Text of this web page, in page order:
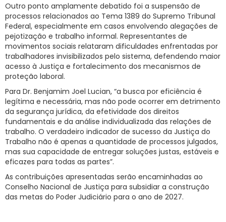
Outro ponto amplamente debatido foi a suspensão de
processos relacionados ao Tema 1389 do Supremo Tribunal
Federal, especialmente em casos envolvendo alegações de
pejotização e trabalho informal. Representantes de
movimentos sociais relataram dificuldades enfrentadas por
trabalhadores invisibilizados pelo sistema, defendendo maior
acesso à Justiça e fortalecimento dos mecanismos de
proteção laboral.
Para Dr. Benjamim Joel Lucian, “a busca por eficiência é
legítima e necessária, mas não pode ocorrer em detrimento
da segurança jurídica, da efetividade dos direitos
fundamentais e da análise individualizada das relações de
trabalho. O verdadeiro indicador de sucesso da Justiça do
Trabalho não é apenas a quantidade de processos julgados,
mas sua capacidade de entregar soluções justas, estáveis e
eficazes para todas as partes”.
As contribuições apresentadas serão encaminhadas ao
Conselho Nacional de Justiça para subsidiar a construção
das metas do Poder Judiciário para o ano de 2027.